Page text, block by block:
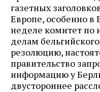
газетных
Европе, особенно в
неделе комитет по
делам
резолюцию,
правительство
информацию у
двустороннее